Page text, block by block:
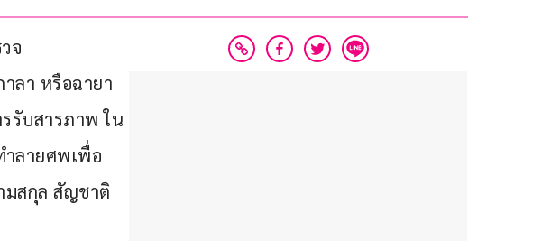
จ
ลา หรือฉายา
รับสารภาพ ใน
ำลายศพเพื่อ
มสกุล สัญชาติ